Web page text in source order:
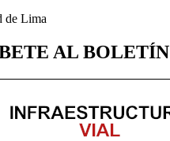
de Lima
AL BOLETÍN